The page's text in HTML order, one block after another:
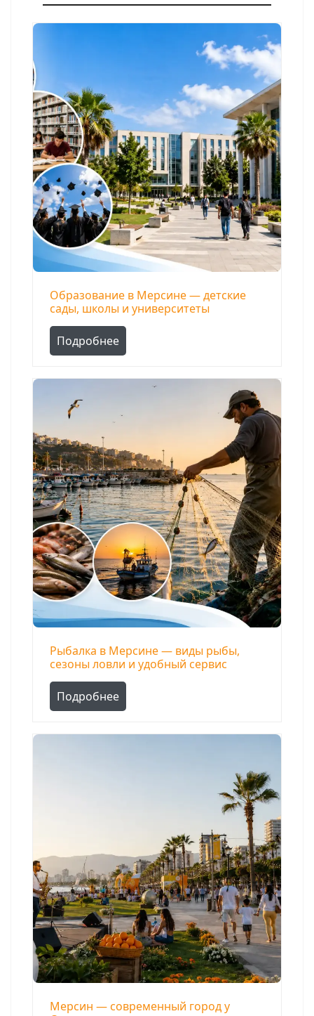
Образование в Мерсине — детские
сады, школы и университеты
Подробнее
Рыбалка в Мерсине — виды рыбы,
сезоны ловли и удобный сервис
Подробнее
Мерсин — современный город у